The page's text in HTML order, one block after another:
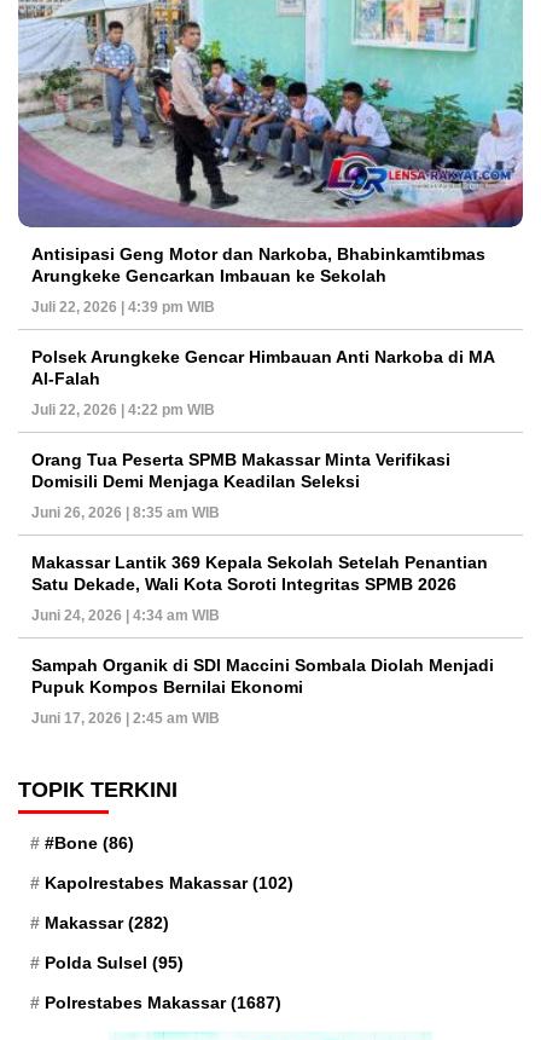
Antisipasi Geng Motor dan Narkoba, Bhabinkamtibmas
Arungkeke Gencarkan Imbauan ke Sekolah
Juli 22, 2026 | 4:39 pm WIB
Polsek Arungkeke Gencar Himbauan Anti Narkoba di MA
Al-Falah
Juli 22, 2026 | 4:22 pm WIB
Orang Tua Peserta SPMB Makassar Minta Verifikasi
Domisili Demi Menjaga Keadilan Seleksi
Juni 26, 2026 | 8:35 am WIB
Makassar Lantik 369 Kepala Sekolah Setelah Penantian
Satu Dekade, Wali Kota Soroti Integritas SPMB 2026
Juni 24, 2026 | 4:34 am WIB
Sampah Organik di SDI Maccini Sombala Diolah Menjadi
Pupuk Kompos Bernilai Ekonomi
Juni 17, 2026 | 2:45 am WIB
TOPIK TERKINI
#Bone (86)
Kapolrestabes Makassar(102)
Makassar(282)
Polda Sulsel (95)
Polrestabes Makassar(1687)